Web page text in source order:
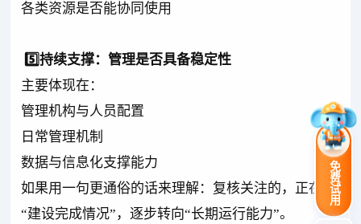
各类资源是否能协同使用
5️⃣持续支撑：管理是否具备稳定性
主要体现在：
管理机构与人员配置
日常管理机制
数据与信息化支撑能力
如果用一句更通俗的话来理解：复核关注的，正在从
“建设完成情况”，逐步转向“长期运行能力”。
免费试用